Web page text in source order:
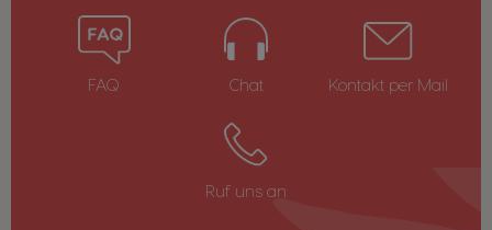
FAQ Chat Kontakt per Mail
Ruf uns an